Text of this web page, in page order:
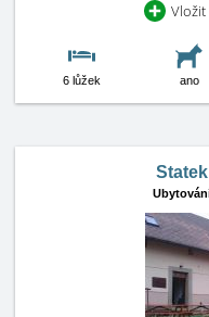
Vložit
6 lůžek ano